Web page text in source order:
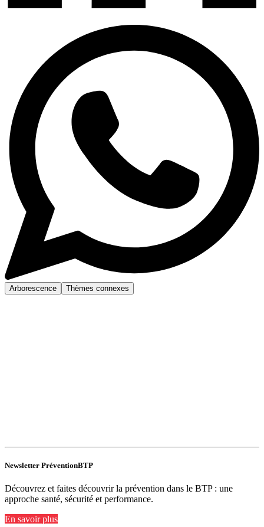
Arborescence Thèmes connexes
Newsletter PréventionBTP
Découvrez et faites découvrir la prévention dans le BTP : une
approche santé, sécurité et performance.
En savoir plus